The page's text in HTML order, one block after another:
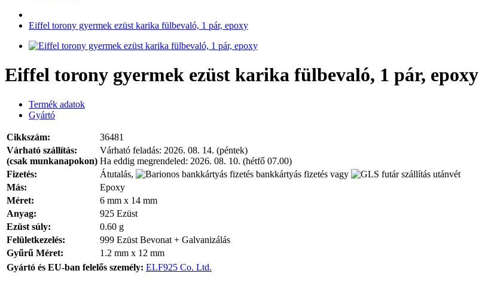
Eiffel torony gyermek ezüst karika fülbevaló, 1 pár, epoxy
Eiffel torony gyermek ezüst karika fülbevaló, 1 pár, epoxy
Termék adatok
Gyártó
Cikkszám:
36481
Várható szállítás:
(csak munkanapokon)
Várható feladás: 2026. 08. 14. (péntek)
Ha eddig megrendeled: 2026. 08. 10. (hétfő 07.00)
Fizetés:
Átutalás, bankkártyás fizetés vagy
utánvét
Más:
Epoxy
Méret:
6 mm x 14 mm
Anyag:
925 Ezüst
Ezüst súly:
0.60 g
Felületkezelés:
999 Ezüst Bevonat + Galvanizálás
Gyűrű Méret:
1.2 mm x 12 mm
Gyártó és EU-ban felelős személy: ELF925 Co. Ltd.